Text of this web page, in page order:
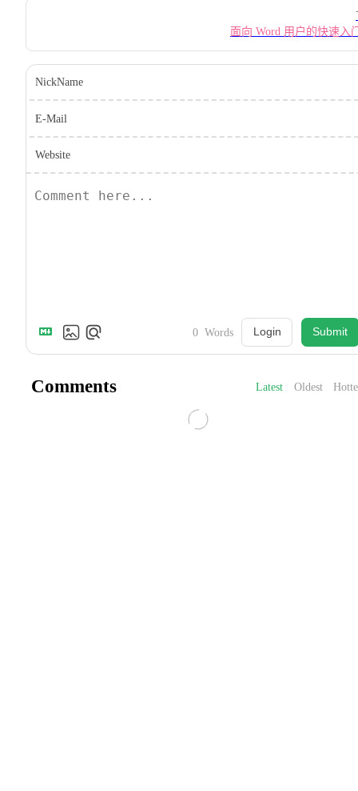
面向 Word 用户的快速入
NickName
E-Mail
Website
0 Words Login Submit
Comments Latest Oldest